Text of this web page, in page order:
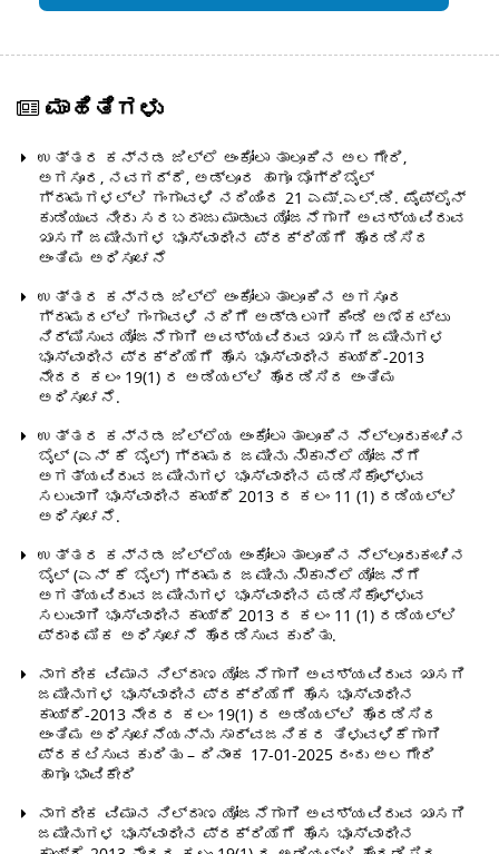
ಮಾಹಿತಿಗಳು
ಉತ್ತರ ಕನ್ನಡ ಜಿಲ್ಲೆ ಅಂಕೋಲಾ ತಾಲೂಕಿನ ಅಲಗೇರಿ,
ಅಗಸೂರ, ನವಗದ್ದೆ, ಅಡ್ಲೂರ ಹಾಗೂ ಬೊಗ್ರಿಬೈಲ್
ಗ್ರಾಮಗಳಲ್ಲಿ ಗಂಗಾವಳಿ ನದಿಯಿಂದ 21 ಎಮ್.ಎಲ್.ಡಿ. ಪೈಪ್‌ಲೈನ್
ಕುಡಿಯುವ ನೀರು ಸರಬರಾಜು ಮಾಡುವ ಯೋಜನೆಗಾಗಿ ಅವಶ್ಯವಿರುವ
ಖಾಸಗಿ ಜಮೀನುಗಳ ಭೂಸ್ವಾಧೀನ ಪ್ರಕ್ರಿಯೆಗೆ ಹೊರಡಿಸಿದ
ಅಂತಿಮ ಅಧಿಸೂಚನೆ
ಉತ್ತರ ಕನ್ನಡ ಜಿಲ್ಲೆ ಅಂಕೋಲಾ ತಾಲೂಕಿನ ಅಗಸೂರ
ಗ್ರಾಮದಲ್ಲಿ ಗಂಗಾವಳಿ ನದಿಗೆ ಅಡ್ಡಲಾಗಿ ಕಿಂಡಿ ಅಣೆಕಟ್ಟು
ನಿರ್ಮಿಸುವ ಯೋಜನೆಗಾಗಿ ಅವಶ್ಯವಿರುವ ಖಾಸಗಿ ಜಮೀನುಗಳ
ಭೂಸ್ವಾಧೀನ ಪ್ರಕ್ರಿಯೆಗೆ ಹೊಸ ಭೂಸ್ವಾಧೀನ ಕಾಯ್ದೆ-2013
ನೇದರ ಕಲಂ 19(1) ರ ಅಡಿಯಲ್ಲಿ ಹೊರಡಿಸಿದ ಅಂತಿಮ
ಅಧಿಸೂಚನೆ.
ಉತ್ತರ ಕನ್ನಡ ಜಿಲ್ಲೆಯ ಅಂಕೋಲಾ ತಾಲೂಕಿನ ನೆಲ್ಲೂರುಕಂಚಿನ
ಬೈಲ್ (ಎನ್ ಕೆ ಬೈಲ್) ಗ್ರಾಮದ ಜಮೀನು ನೌಕಾನೆಲೆ ಯೋಜನೆಗೆ
ಅಗತ್ಯವಿರುವ ಜಮೀನುಗಳ ಭೂಸ್ವಾಧೀನ ಪಡಿಸಿಕೊಳ್ಳುವ
ಸಲುವಾಗಿ ಭೂಸ್ವಾಧೀನ ಕಾಯ್ದೆ 2013 ರ ಕಲಂ 11 (1) ರಡಿಯಲ್ಲಿ
ಅಧಿಸೂಚನೆ.
ಉತ್ತರ ಕನ್ನಡ ಜಿಲ್ಲೆಯ ಅಂಕೋಲಾ ತಾಲೂಕಿನ ನೆಲ್ಲೂರುಕಂಚಿನ
ಬೈಲ್ (ಎನ್ ಕೆ ಬೈಲ್) ಗ್ರಾಮದ ಜಮೀನು ನೌಕಾನೆಲೆ ಯೋಜನೆಗೆ
ಅಗತ್ಯವಿರುವ ಜಮೀನುಗಳ ಭೂಸ್ವಾಧೀನ ಪಡಿಸಿಕೊಳ್ಳುವ
ಸಲುವಾಗಿ ಭೂಸ್ವಾಧೀನ ಕಾಯ್ದೆ 2013 ರ ಕಲಂ 11 (1) ರಡಿಯಲ್ಲಿ
ಪ್ರಾಥಮಿಕ ಅಧಿಸೂಚನೆ ಹೊರಡಿಸುವ ಕುರಿತು.
ನಾಗರೀಕ ವಿಮಾನ ನಿಲ್ದಾಣ ಯೋಜನೆಗಾಗಿ ಅವಶ್ಯವಿರುವ ಖಾಸಗಿ
ಜಮೀನುಗಳ ಭೂಸ್ವಾಧೀನ ಪ್ರಕ್ರಿಯೆಗೆ ಹೊಸ ಭೂಸ್ವಾಧೀನ
ಕಾಯ್ದೆ-2013 ನೇದರ ಕಲಂ 19(1) ರ ಅಡಿಯಲ್ಲಿ ಹೊರಡಿಸಿದ
ಅಂತಿಮ ಅಧಿಸೂಚನೆಯನ್ನು ಸಾರ್ವಜನಿಕರ ತಿಳುವಳಿಕೆಗಾಗಿ
ಪ್ರಕಟಿಸುವ ಕುರಿತು – ದಿನಾಂಕ 17-01-2025 ರಂದು ಅಲಗೇರಿ
ಹಾಗೂ ಭಾವಿಕೇರಿ
ನಾಗರೀಕ ವಿಮಾನ ನಿಲ್ದಾಣ ಯೋಜನೆಗಾಗಿ ಅವಶ್ಯವಿರುವ ಖಾಸಗಿ
ಜಮೀನುಗಳ ಭೂಸ್ವಾಧೀನ ಪ್ರಕ್ರಿಯೆಗೆ ಹೊಸ ಭೂಸ್ವಾಧೀನ